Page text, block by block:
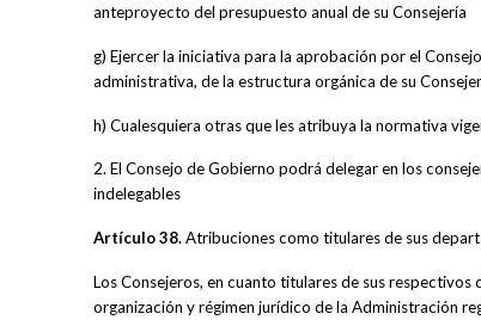
anteproyecto del presupuesto anual de su Consejería
g) Ejercer la iniciativa para la aprobación por el
administrativa, de la estructura orgánica de su
h) Cualesquiera otras que les atribuya la normativa
2. El Consejo de Gobierno podrá delegar en los
indelegables
Artículo 38.Atribuciones como titulares de sus
Los Consejeros, en cuanto titulares de sus
organización y régimen jurídico de la Administración